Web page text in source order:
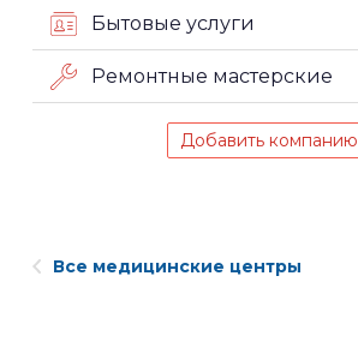
Бытовые услуги
Ремонтные мастерские
Добавить компанию
Все медицинские центры